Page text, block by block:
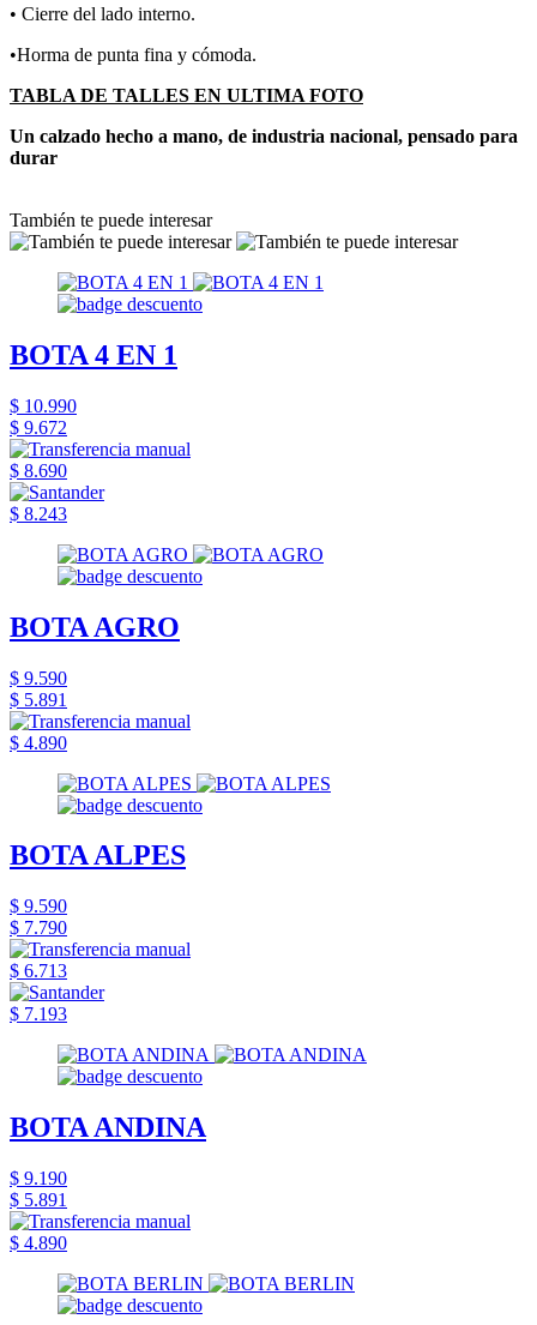
• Cierre del lado interno.
•Horma de punta fina y cómoda.
TABLA DE TALLES EN ULTIMA FOTO
Un calzado hecho a mano, de industria nacional, pensado para
durar
También te puede interesar
BOTA 4 EN 1
$ 10.990
$ 9.672
$ 8.690
$ 8.243
BOTA AGRO
$ 9.590
$ 5.891
$ 4.890
BOTA ALPES
$ 9.590
$ 7.790
$ 6.713
$ 7.193
BOTA ANDINA
$ 9.190
$ 5.891
$ 4.890